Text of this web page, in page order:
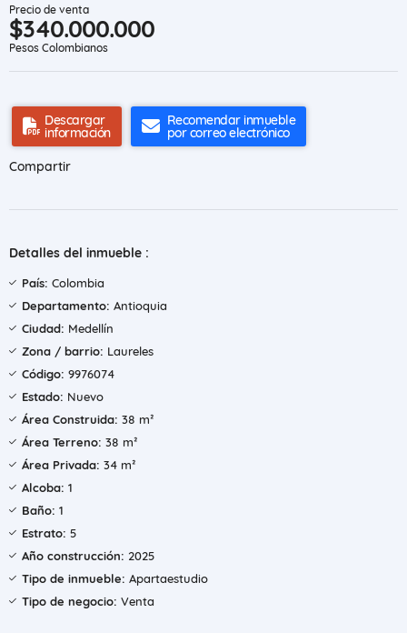
Precio de venta
$340.000.000
Pesos Colombianos
Descargar
información
Recomendar inmueble
por correo electrónico
Compartir
Detalles del inmueble :
País: Colombia
Departamento: Antioquia
Ciudad: Medellín
Zona / barrio: Laureles
Código: 9976074
Estado: Nuevo
Área Construida: 38 m²
Área Terreno: 38 m²
Área Privada: 34 m²
Alcoba: 1
Baño: 1
Estrato: 5
Año construcción: 2025
Tipo de inmueble: Apartaestudio
Tipo de negocio: Venta